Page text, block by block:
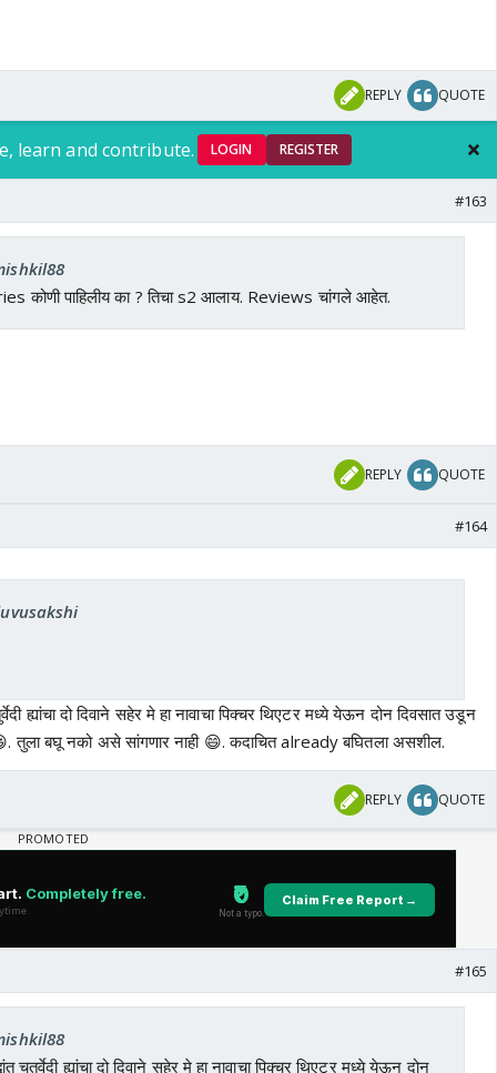
REPLY QUOTE
learn and contribute. LOGIN REGISTER
#163
कोणी पाहिलीय का ? तिचा s2 आलाय. Reviews चांगले आहेत.
REPLY QUOTE
#164
ह्यांचा दो दिवाने सहेर मे हा नावाचा पिक्चर थिएटर मध्ये येऊन दोन दिवसात उडून
तुला बघू नको असे सांगणार नाही 😄. कदाचित already बघितला असशील.
REPLY QUOTE
#165
ह्यांचा दो दिवाने सहेर मे हा नावाचा पिक्चर थिएटर मध्ये येऊन दोन